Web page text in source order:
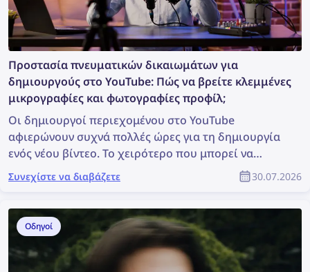
Προστασία πνευματικών δικαιωμάτων για
δημιουργούς στο YouTube: Πώς να βρείτε κλεμμένες
μικρογραφίες και φωτογραφίες προφίλ;
Οι δημιουργοί περιεχομένου στο YouTube
αφιερώνουν συχνά πολλές ώρες για τη δημιουργία
ενός νέου βίντεο. Το χειρότερο που μπορεί να
συμβεί είναι κάποιος να το κλέψει, να το
χρησιμοποιήσει χωρίς άδεια και ο πραγματικός
μπορείτε να εντοπίσετε κλεμμένο περιεχόμενο και
να προστατεύσετε τα πνευματικά σας δικαιώματα
ως μέλος της κοινότητας του YouTube;
Συνεχίστε να διαβάζετε 30.07.2026
Οδηγοί